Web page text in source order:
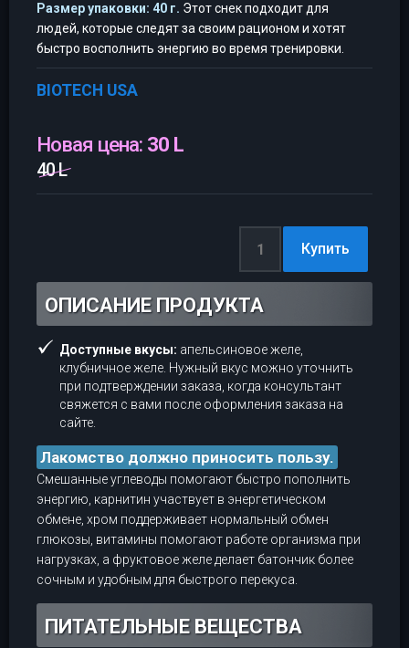
Размер упаковки: 40 г. Этот снек подходит для
людей, которые следят за своим рационом и хотят
быстро восполнить энергию во время тренировки.
BIOTECH USA
Новая цена: 30 L
40 L
ОПИСАНИЕ ПРОДУКТА
Доступные вкусы: апельсиновое желе,
клубничное желе. Нужный вкус можно уточнить
при подтверждении заказа, когда консультант
свяжется с вами после оформления заказа на
сайте.
Лакомство должно приносить пользу.
Смешанные углеводы помогают быстро пополнить
энергию, карнитин участвует в энергетическом
обмене, хром поддерживает нормальный обмен
глюкозы, витамины помогают работе организма при
нагрузках, а фруктовое желе делает батончик более
сочным и удобным для быстрого перекуса.
ПИТАТЕЛЬНЫЕ ВЕЩЕСТВА